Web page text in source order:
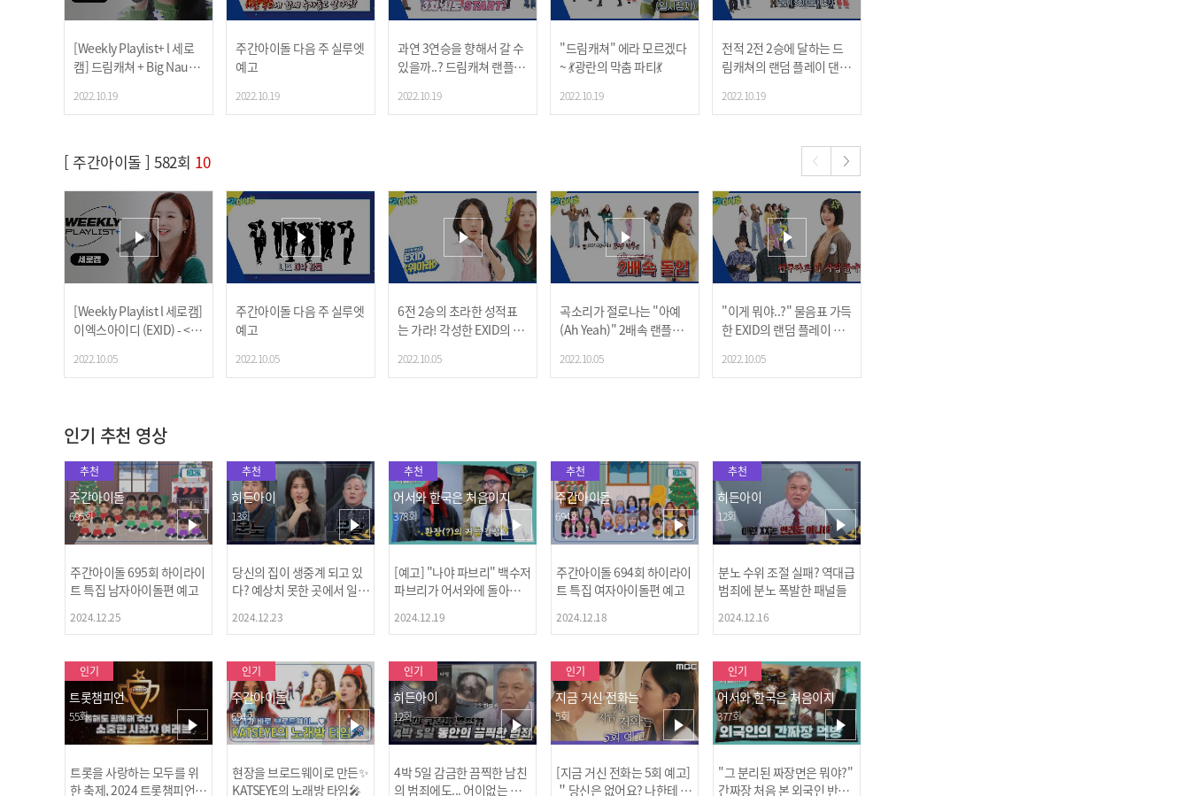
[Weekly Playlist+ l 세로
캠] 드림캐쳐 + Big Naugh
> FULL ver. ♬ l EP.584
2022.10.19
주간아이돌 다음 주 실루엣
예고
2022.10.19
과연 3연승을 향해서 갈 수
있을까..? 드림캐쳐 랜플댄
2022.10.19
"드림캐쳐" 에라 모르겠다
~ 💃광란의 막춤 파티💃
2022.10.19
전적 2전 2승에 달하는 드
림캐쳐의 랜덤 플레이 댄
2022.10.19
[ 주간아이돌 ] 582회 10
[Weekly Playlist l 세로캠]
이엑스아이디 (EXID) - <위
P.582
2022.10.05
주간아이돌 다음 주 실루엣
예고
2022.10.05
6전 2승의 초라한 성적표
는 가라! 각성한 EXID의 랜
2022.10.05
곡소리가 절로나는 "아예
(Ah Yeah)" 2배속 랜플댄
2022.10.05
"이게 뭐야..?" 물음표 가득
한 EXID의 랜덤 플레이 댄
2022.10.05
인기 추천 영상
주간아이돌
695회
추천
주간아이돌 695회 하이라이
트 특집 남자아이돌편 예고
2024.12.25
히든아이
13회
추천
당신의 집이 생중계 되고 있
다? 예상치 못한 곳에서 일어
2024.12.23
어서와 한국은 처음이지
378회
추천
[예고] "나야 파브리" 백수저
파브리가 어서와에 돌아왔
케미 식재료투어!
2024.12.19
주간아이돌
694회
추천
주간아이돌 694회 하이라이
트 특집 여자아이돌편 예고
2024.12.18
히든아이
12회
추천
분노 수위 조절 실패? 역대급
범죄에 분노 폭발한 패널들
2024.12.16
트롯챔피언
55회
인기
트롯을 사랑하는 모두를 위
한 축제, 2024 트롯챔피언
주간아이돌
694회
인기
현장을 브로드웨이로 만든✨
KATSEYE의 노래방 타임🎤
히든아이
12회
인기
4박 5일 감금한 끔찍한 남친
의 범죄에도... 어이없는 처
지금 거신 전화는
5회
인기
[지금 거신 전화는 5회 예고]
＂당신은 없어요? 나한테 감
어서와 한국은 처음이지
377회
인기
"그 분리된 짜장면은 뭐야?"
간짜장 처음 본 외국인 반응
[MBC플러스] 외부감사인 선임 공고